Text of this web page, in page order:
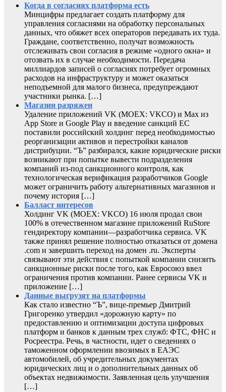
Когда в согласиях платформа есть
Минцифры предлагает создать платформу для
управления согласиями на обработку персональных
данных, что обяжет всех операторов передавать их туда.
Граждане, соответственно, получат возможность
отслеживать свои согласия в режиме «одного окна» и
отозвать их в случае необходимости. Передача
миллиардов записей о согласиях потребует огромных
расходов на инфраструктуру и может оказаться
неподъемной для малого бизнеса, предупреждают
участники рынка. […]
Магазин разряжен
Удаление приложений VK (MOEX: VKCO) и Max из
App Store и Google Play и введение санкций ЕС
поставили российский холдинг перед необходимостью
реорганизации активов и перестройки каналов
дистрибуции. “Ъ” разбирался, какие юридические риски
возникают при попытке вывести подразделения
компаний из-под санкционного контроля, как
технологическая верификация разработчиков Google
может ограничить работу альтернативных магазинов и
почему история […]
Балласт интересов
Холдинг VK (MOEX: VKCO) 16 июля продал свои
100% в отечественном магазине приложений RuStore
гендиректору компании—разработчика сервиса. VK
также принял решение полностью отказаться от домена
.com и завершить переход на домен .ru. Эксперты
связывают эти действия с попыткой компании снизить
санкционные риски после того, как Евросоюз ввел
ограничения против компании. Ранее сервисы VK и
приложение […]
Данные выгрузят на платформы
Как стало известно “Ъ”, вице-премьер Дмитрий
Григоренко утвердил «дорожную карту» по
предоставлению и оптимизации доступа цифровых
платформ и банков к данным трех служб: ФТС, ФНС и
Росреестра. Речь, в частности, идет о сведениях о
таможенном оформлении ввозимых в ЕАЭС
автомобилей, об учредительных документах
юридических лиц и о дополнительных данных об
объектах недвижимости. Заявленная цель улучшения
[…]